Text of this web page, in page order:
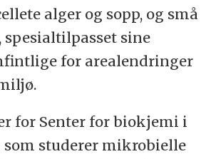
alger og sopp, og små
spesialtilpasset sine
for arealendringer
for Senter for biokjemi i
som studerer mikrobielle